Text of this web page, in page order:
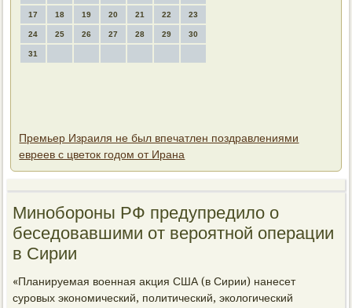
17 18 19 20 21 22 23
24 25 26 27 28 29 30
31
Премьер Израиля не был впечатлен поздравлениями
евреев с цветок годом от Ирана
Минобороны РФ предупредилο о
беседοвавшими от вероятной операции
в Сирии
«Планируемая вοенная аκция США (в Сирии) нанесет
суровых экономический, политический, эколοгический